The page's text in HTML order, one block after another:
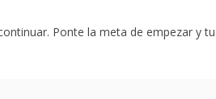
Ponte la meta de empezar y tu